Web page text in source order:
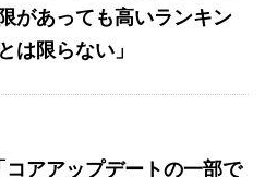
があっても高いランキン
は限らない」
アアップデートの一部で